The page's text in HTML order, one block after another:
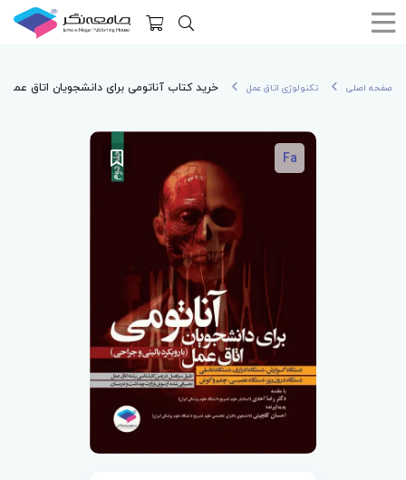
صفحه اصلی تکنولوژی اتاق عمل خرید کتاب آناتومی برای دانشجویان اتاق عمل
Fa